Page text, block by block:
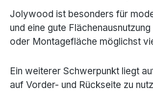
Jolywood ist besonders für
und eine gute
oder Montagefläche möglichst
Ein weiterer Schwerpunkt liegt
auf Vorder- und Rückseite zu